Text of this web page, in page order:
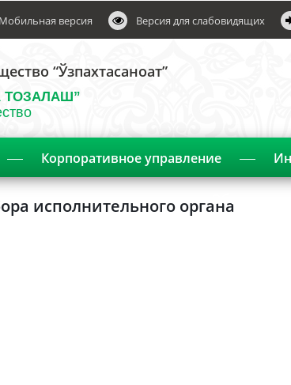
Мобильная версия Версия для слабовидящих
“Ўзпахтасаноат”
ТОЗАЛАШ”
Корпоративное управление
Объявления
исполнительного органа